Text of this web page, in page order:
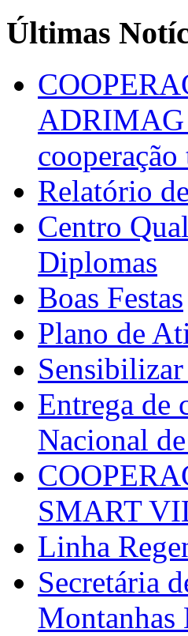
Últimas
ADRIMAG
Relatório
Centro
Diplomas
Boas Festas
Plano de
Entrega de
Nacional
SMART
Linha
Secretária
Montanhas